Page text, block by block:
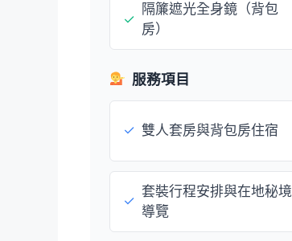
✓
隔簾遮光全身鏡（背包
房）
服務項目
✓ 雙人套房與背包房住宿
✓
套裝行程安排與在地秘境
導覽